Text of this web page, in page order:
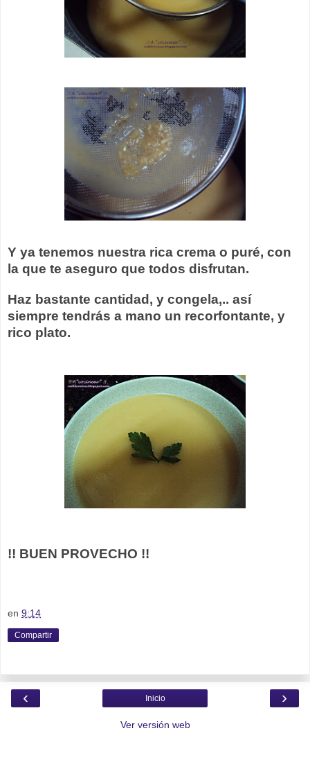
Y ya tenemos nuestra rica crema o puré, con
la que te aseguro que todos disfrutan.
Haz bastante cantidad, y congela,.. así
siempre tendrás a mano un recorfontante, y
rico plato.
!! BUEN PROVECHO !!
en 9:14
Compartir
‹ ›
Inicio
Ver versión web